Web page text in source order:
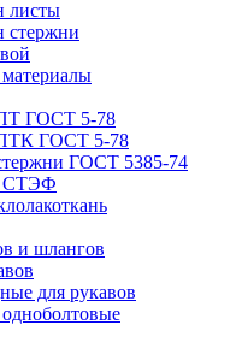
листы
стержни
ГОСТ 5-78
ПТК ГОСТ 5-78
ГОСТ 5385-74
СТЭФ
и шлангов
для рукавов